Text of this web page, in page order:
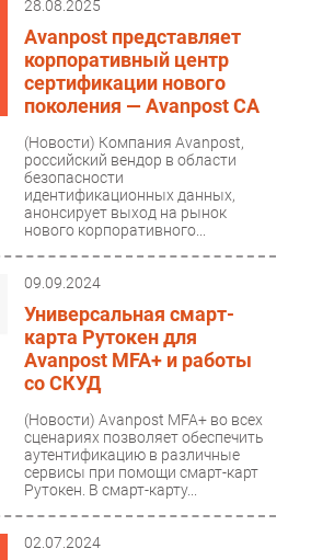
28.08.2025
Avanpost представляет
корпоративный центр
сертификации нового
поколения — Avanpost CA
(Новости) Компания Avanpost,
российский вендор в области
безопасности
идентификационных данных,
анонсирует выход на рынок
нового корпоративного...
09.09.2024
Универсальная смарт-
карта Рутокен для
Avanpost MFA+ и работы
со СКУД
(Новости) Avanpost MFA+ во всех
сценариях позволяет обеспечить
аутентификацию в различные
сервисы при помощи смарт-карт
Рутокен. В смарт-карту...
02.07.2024